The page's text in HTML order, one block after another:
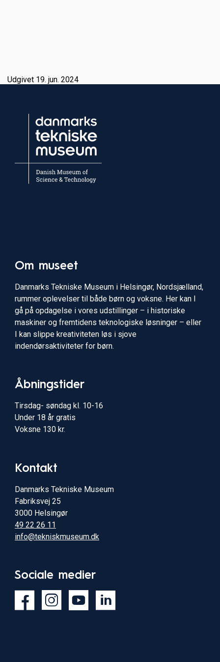
Udgivet 19. jun. 2024
Om museet
Danmarks Tekniske Museum i Helsingør, Nordsjælland,
rummer oplevelser til både børn og voksne. Her kan I
gå på opdagelse i vores udstillinger – i historiske
maskiner og fremtidens teknologiske løsninger – eller
I kan slippe kreativiteten løs i sjove
indendørsaktiviteter for børn.
Åbningstider
Tirsdag- søndag kl. 10-16
Under 18 år gratis
Voksne 130 kr.
Kontakt
Danmarks Tekniske Museum
Fabriksvej 25
3000 Helsingør
49 22 26 11
info@tekniskmuseum.dk
Sociale medier